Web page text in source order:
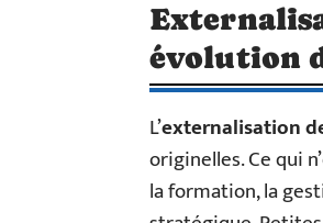
évolution
L’externalisation
originelles. Ce qui
la formation, la